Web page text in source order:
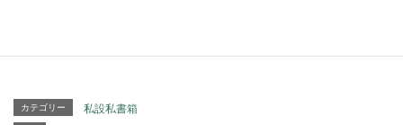
カテゴリー 私設私書箱